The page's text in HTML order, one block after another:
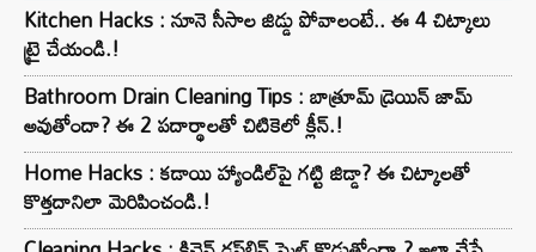
Kitchen Hacks : నూనె సీసాల జిడ్డు పోవాలంటే.. ఈ 4 చిట్కాలు
ట్రై చేయండి.!
Bathroom Drain Cleaning Tips : బాత్రూమ్ డ్రెయిన్ జామ్
అవుతోందా? ఈ 2 పదార్థాలతో చిటికెలో క్లీన్.!
Home Hacks : కడాయి హ్యాండిల్‌పై గట్టి జిడ్డా? ఈ చిట్కాలతో
కొత్తదానిలా మెరిపించండి.!